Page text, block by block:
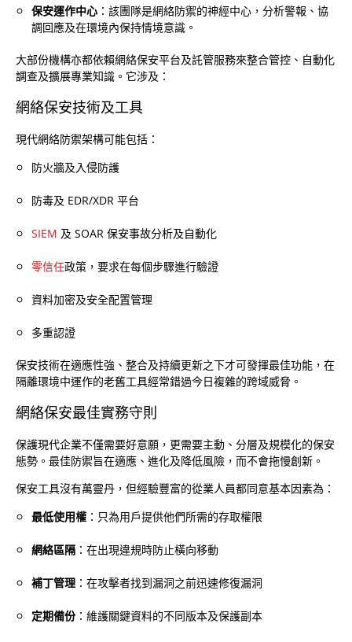
保安運作中心 ：該團隊是網絡防禦的神經中心，分析警報、協
調回應及在環境內保持情境意識。
大部份機構亦都依賴網絡保安平台及託管服務來整合管控、自動化
調查及擴展專業知識。它涉及：
網絡保安技術及工具
現代網絡防禦架構可能包括：
防火牆及入侵防護
防毒及 EDR/XDR 平台
SIEM 及 SOAR 保安事故分析及自動化
零信任政策，要求在每個步驟進行驗證
資料加密及安全配置管理
多重認證
保安技術在適應性強、整合及持續更新之下才可發揮最佳功能，在
隔離環境中運作的老舊工具經常錯過今日複雜的跨域威脅。
網絡保安最佳實務守則
保護現代企業不僅需要好意願，更需要主動、分層及規模化的保安
態勢。最佳防禦旨在適應、進化及降低風險，而不會拖慢創新。
保安工具沒有萬靈丹，但經驗豐富的從業人員都同意基本因素為：
最低使用權 ：只為用戶提供他們所需的存取權限
網絡區隔 ：在出現違規時防止橫向移動
補丁管理 ：在攻擊者找到漏洞之前迅速修復漏洞
定期備份：維護關鍵資料的不同版本及保護副本